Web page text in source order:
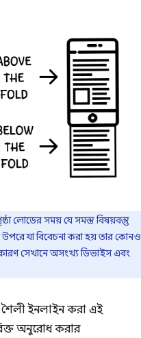
লোডের সময় যে সমস্ত বিষয়বস্তু
যা বিবেচনা করা হয় তার কোনও
কারণ সেখানে অসংখ্য ডিভাইস এবং
শৈলী ইনলাইন করা এই
অনুরোধ করার